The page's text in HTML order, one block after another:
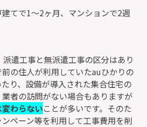
てで1～2ヶ月、マンションで2週
遣工事と無派遣工事の区分はあり
の住人が利用していたauひかりの
り、設備が導入された集合住宅の
者の訪問がない場合もありますが
わらないことが多いです。そのた
ペーン等を利用して工事費用を削